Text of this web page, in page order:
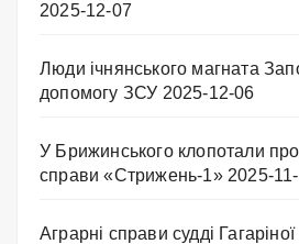
2025-12-07
Люди ічнянського магната
допомогу ЗСУ 2025-12-06
У Брижинського клопотали
справи «Стрижень-1» 2025-
Аграрні справи судді Гагаріної